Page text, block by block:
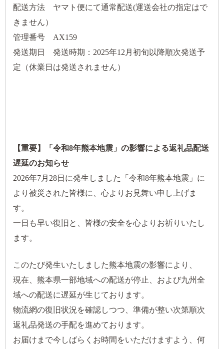
配送方法 ヤマト便にて通常配送(運送会社の指定はで
きません）
管理番号 AX159
発送期日 発送時期：2025年12月初旬以降順次発送予
定（休業日は発送されません）
【重要】「令和8年熊本地震」の影響による返礼品配送
遅延のお知らせ
2026年7月28日に発生しました「令和8年熊本地震」に
より被災された皆様に、心よりお見舞い申し上げま
す。
一日も早い復旧と、皆様の安全を心よりお祈りいたし
ます。
このたび発生いたしました熊本地震の影響により、
現在、熊本県一部地域への配送が停止、および九州全
域への配送に遅延が生じております。
物流網の復旧状況を確認しつつ、準備が整い次第順次
返礼品発送の手配を進めております。
お届けまで今しばらくお時間をいただけますよう、何